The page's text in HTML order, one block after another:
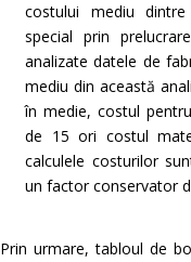
costului mediu
special prin
analizate datele de
mediu din această
în medie, costul
de 15 ori costul
calculele costurilor
un factor conservator
Prin urmare, tabloul de